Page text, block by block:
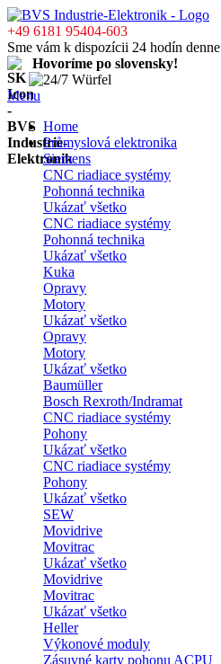
+49 6181 95404-603
Sme vám k dispozícii 24 hodín denne
Hovoríme po slovensky!
Menu
Home
Průmyslová elektronika
Siemens
CNC riadiace systémy
Pohonná technika
Ukázať všetko
CNC riadiace systémy
Pohonná technika
Ukázať všetko
Kuka
Opravy
Motory
Ukázať všetko
Opravy
Motory
Ukázať všetko
Baumüller
Bosch Rexroth/Indramat
CNC riadiace systémy
Pohony
Ukázať všetko
CNC riadiace systémy
Pohony
Ukázať všetko
SEW
Movidrive
Movitrac
Ukázať všetko
Movidrive
Movitrac
Ukázať všetko
Heller
Výkonové moduly
Zásuvné karty pohonu ACPU